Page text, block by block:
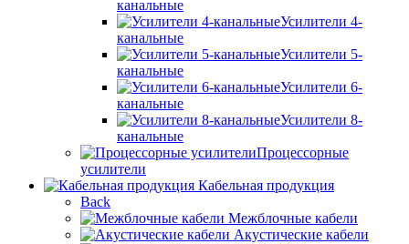
канальные
Усилители 4-
канальные
Усилители 5-
канальные
Усилители 6-
канальные
Усилители 8-
канальные
Процессорные
усилители
Кабельная продукция
Back
Межблочные кабели
Акустические кабели